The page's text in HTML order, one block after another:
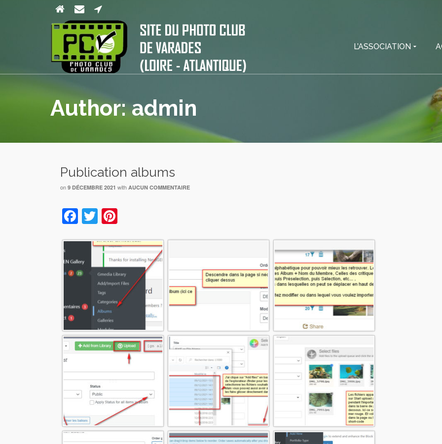
L’ASSOCIATION
Author: admin
Publication albums
on 9 DÉCEMBRE 2021 with AUCUN COMMENTAIRE
Facebook
Twitter